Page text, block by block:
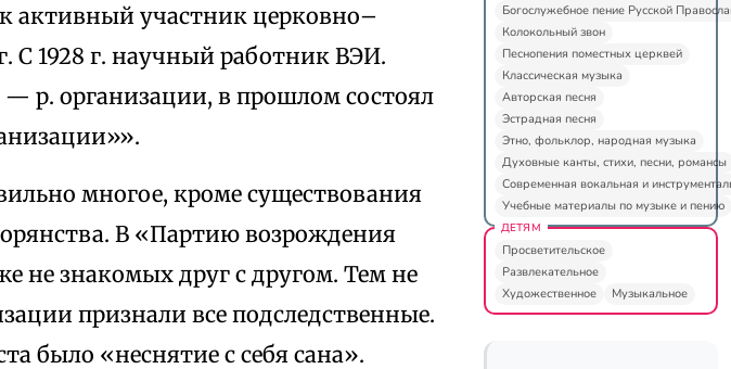
активный участник церковно–
С 1928 г. научный работник ВЭИ.
— р. организации, в прошлом состоял
многое, кроме существования
В «Партию возрождения
не знакомых друг с другом. Тем не
признали все подследственные.
было «неснятие с себя сана».
Богослужебное пение Русской
Колокольный звон
Песнопения поместных церквей
Классическая музыка
Авторская песня
Эстрадная песня
Этно, фольклор, народная музыка
Духовные канты, стихи, песни, романсы
Современная вокальная и
Учебные материалы по музыке и пению
ДЕТЯМ
Просветительское
Развлекательное
Художественное
Музыкальное